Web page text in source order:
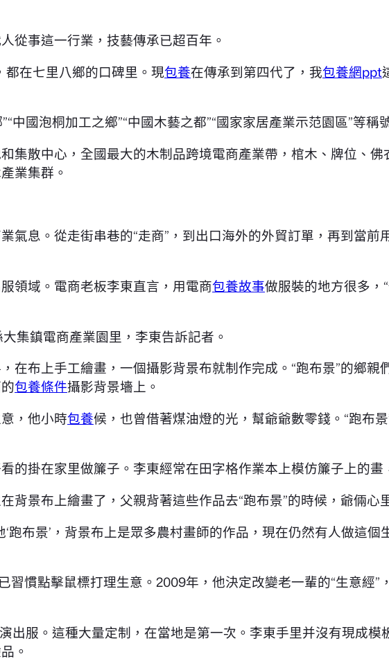
從事這一行業，技藝傳承已超百年。
在七里八鄉的口碑里。現包養在傳承到第四代了，我包養網ppt
國泡桐加工之鄉”“中國木藝之都”“國家家居產業示范園區”等稱
集散中心，全國最大的木制品跨境電商產業帶，棺木、牌位、
業集群。
氣息。從走街串巷的“走商”，到出口海外的外貿訂單，再到當前
領域。電商老板李東直言，用電商包養故事做服裝的地方很多，
大集鎮電商產業園里，李東告訴記者。
在布上手工繪畫，一個攝影背景布就制作完成。“跑布景”的鄉親
包養條件攝影背景墻上。
，他小時包養候，也曾借著煤油燈的光，幫爺爺數零錢。“跑布
的掛在家里做簾子。李東經常在田字格作業本上模仿簾子上的畫
背景布上繪畫了，父親背著這些作品去“跑布景”的時候，爺倆心
跑布景’，背景布上是眾多農村畫師的作品，現在仍然有人做這個
習慣點擊鼠標打理生意。2009年，他決定改變老一輩的“生意經”
出服。這種大量定制，在當地是第一次。李東手里并沒有現成模
。